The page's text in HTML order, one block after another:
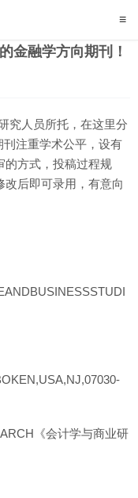
金融学方向期刊！
究人员所托，在这里分
注重学术公平，设有
的方式，投稿过程规
后即可录用，有意向
《会计学与商业研